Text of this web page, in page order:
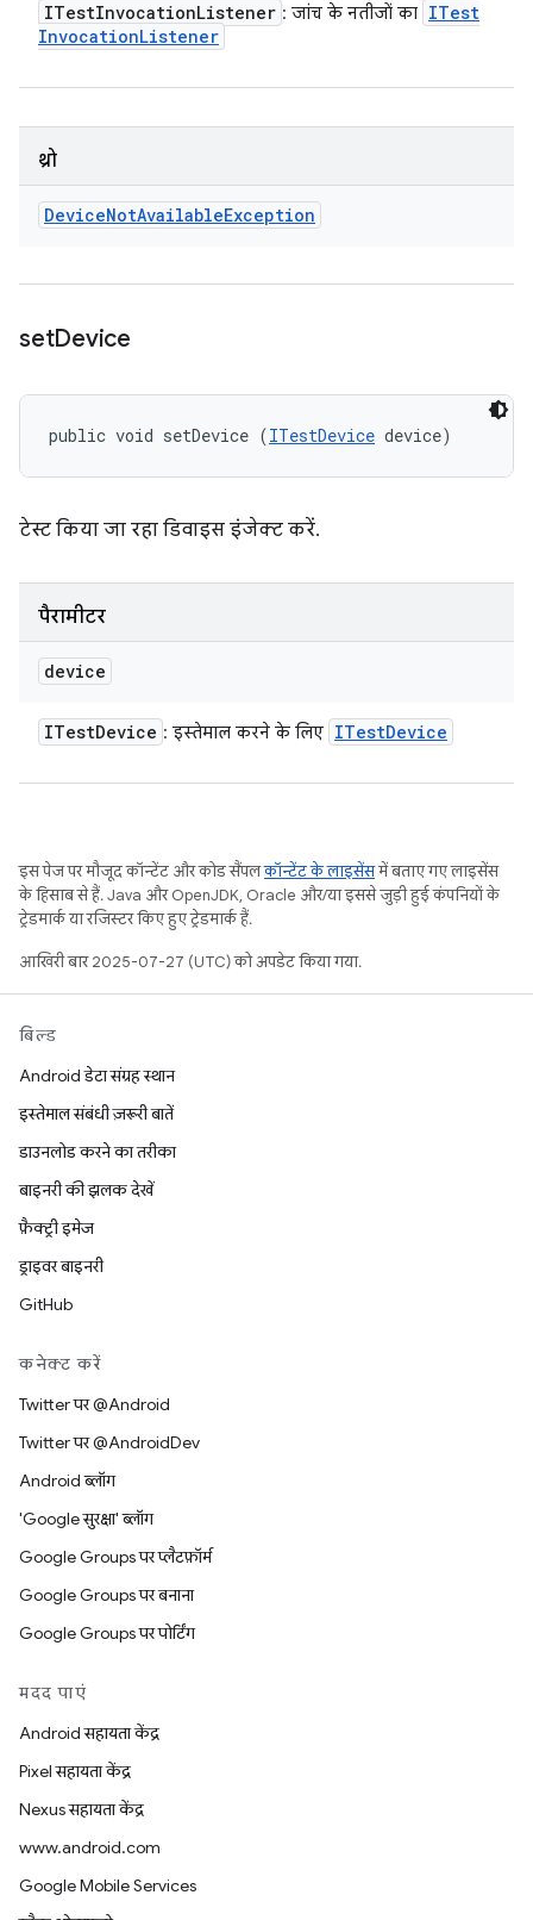
ITestInvocationListener : जांच के नतीजों का ITest
InvocationListener
थ्रो
DeviceNotAvailableException
setDevice
public void setDevice (ITestDevice device)
टेस्ट किया जा रहा डिवाइस इंजेक्ट करें.
पैरामीटर
device
ITestDevice : इस्तेमाल करने के लिए ITestDevice
इस पेज पर मौजूद कॉन्टेंट और कोड सैंपलकॉन्टेंट के लाइसेंसमें बताए गए लाइसेंस
के हिसाब से हैं. Java और OpenJDK, Oracle और/या इससे जुड़ी हुई कंपनियों के
ट्रेडमार्क या रजिस्टर किए हुए ट्रेडमार्क हैं.
आखिरी बार 2025-07-27 (UTC) को अपडेट किया गया.
बिल्ड
Android डेटा संग्रह स्थान
इस्तेमाल संबंधी ज़रूरी बातें
डाउनलोड करने का तरीका
बाइनरी की झलक देखें
फ़ैक्ट्री इमेज
ड्राइवर बाइनरी
GitHub
कनेक्ट करें
Twitter पर @Android
Twitter पर @AndroidDev
Android ब्लॉग
'Google सुरक्षा' ब्लॉग
Google Groups पर प्लैटफ़ॉर्म
Google Groups पर बनाना
Google Groups पर पोर्टिंग
मदद पाएं
Android सहायता केंद्र
Pixel सहायता केंद्र
Nexus सहायता केंद्र
www.android.com
Google Mobile Services